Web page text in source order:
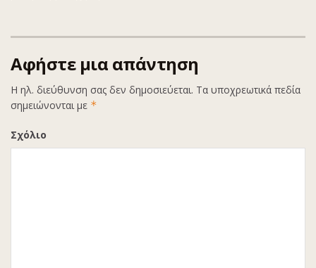
Αφήστε μια απάντηση
Η ηλ. διεύθυνση σας δεν δημοσιεύεται. Τα υποχρεωτικά πεδία
σημειώνονται με *
Σχόλιο